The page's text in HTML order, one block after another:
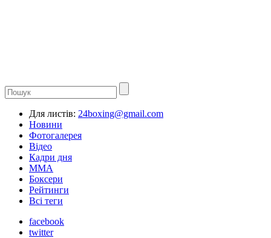
Для листів: 24boxing@gmail.com
Новини
Фотогалерея
Відео
Кадри дня
ММА
Боксери
Рейтинги
Всі теги
facebook
twitter